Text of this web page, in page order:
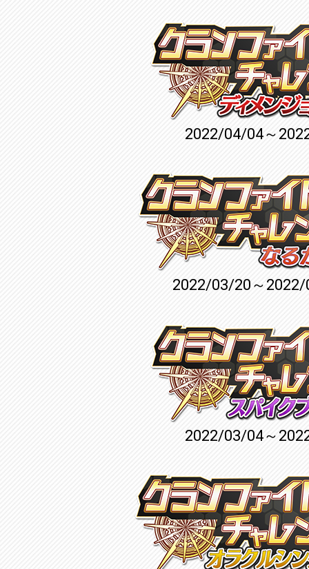
2022/04/04～
2022/03/20～
2022/03/04～